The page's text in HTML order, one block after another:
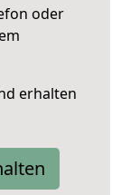
oder
erhalten